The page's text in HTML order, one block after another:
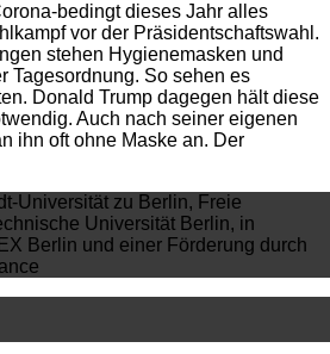
bedingt dieses Jahr alles
vor der Präsidentschaftswahl.
stehen Hygienemasken und
Tagesordnung. So sehen es
Donald Trump dagegen hält diese
Auch nach seiner eigenen
ihn oft ohne Maske an. Der
Universität zu Berlin, Freie
Universität Berlin, in
Berlin und einer Förderung durch